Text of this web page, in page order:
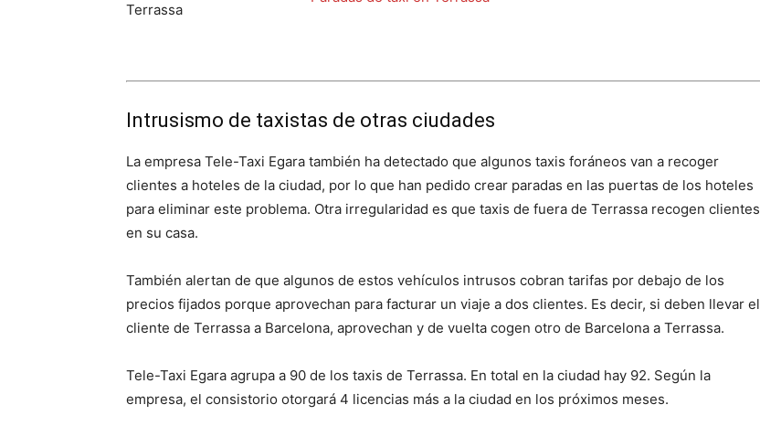
Intrusismo de taxistas de otras ciudades
La empresa Tele-Taxi Egara también ha detectado que algunos taxis foráneos van a recoger
clientes a hoteles de la ciudad, por lo que han pedido crear paradas en las puertas de los hoteles
para eliminar este problema. Otra irregularidad es que taxis de fuera de Terrassa recogen clientes
en su casa.
También alertan de que algunos de estos vehículos intrusos cobran tarifas por debajo de los
precios fijados porque aprovechan para facturar un viaje a dos clientes. Es decir, si deben llevar el
cliente de Terrassa a Barcelona, ​​aprovechan y de vuelta cogen otro de Barcelona a Terrassa.
Tele-Taxi Egara agrupa a 90 de los taxis de Terrassa. En total en la ciudad hay 92. Según la
empresa, el consistorio otorgará 4 licencias más a la ciudad en los próximos meses.